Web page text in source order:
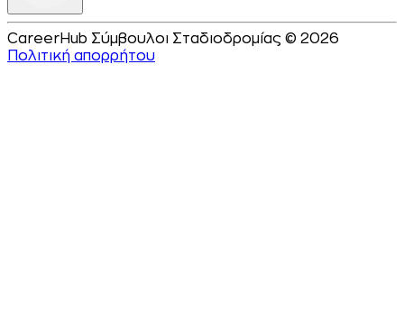
CareerHub Σύμβουλοι Σταδιοδρομίας © 2026
Πολιτική απορρήτου